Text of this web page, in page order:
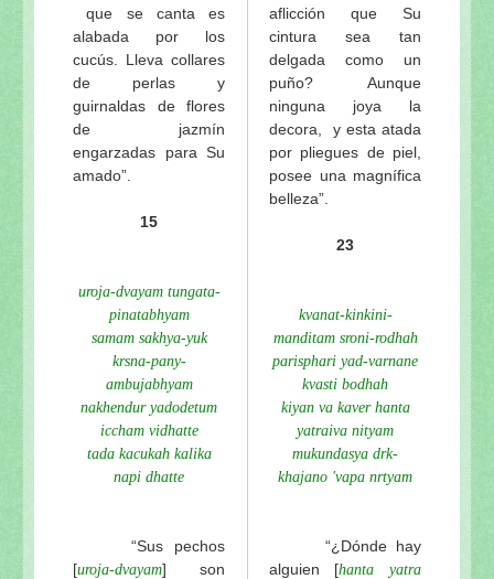
que se canta es
alabada por los
cucús. Lleva collares
de perlas y
guirnaldas de flores
de jazmín
engarzadas para Su
amado”.
15
uroja-dvayam tungata-
pinatabhyam
samam sakhya-yuk
krsna-pany-
ambujabhyam
nakhendur yadodetum
iccham vidhatte
tada kacukah kalika
napi dhatte
“Sus pechos
[uroja-dvayam] son
aflicción que Su
cintura sea tan
delgada como un
puño? Aunque
ninguna joya la
decora, y esta atada
por pliegues de piel,
posee una magnífica
belleza”.
23
kvanat-kinkini-
manditam sroni-rodhah
parisphari yad-varnane
kvasti bodhah
kiyan va kaver hanta
yatraiva nityam
mukundasya drk-
khajano 'vapa nrtyam
“¿Dónde hay
alguien [hanta yatra